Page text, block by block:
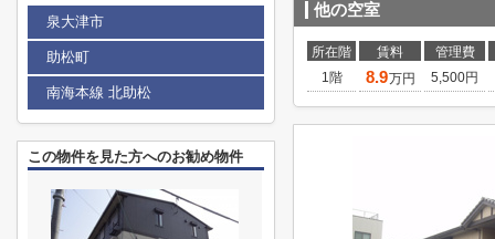
他の空室
所在階 賃料
管理費
1階
8.9万円 5,500円
泉大津市
助松町
南海本線 北助松
この物件を見た方へのお勧め物件